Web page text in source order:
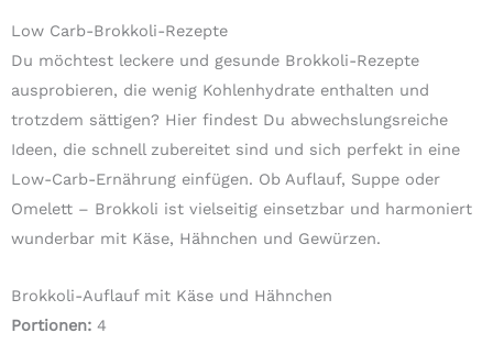
Low Carb-Brokkoli-Rezepte
Du möchtest leckere und gesunde Brokkoli-Rezepte
ausprobieren, die wenig Kohlenhydrate enthalten und
trotzdem sättigen? Hier findest Du abwechslungsreiche
Ideen, die schnell zubereitet sind und sich perfekt in eine
Low-Carb-Ernährung einfügen. Ob Auflauf, Suppe oder
Omelett – Brokkoli ist vielseitig einsetzbar und harmoniert
wunderbar mit Käse, Hähnchen und Gewürzen.
Brokkoli-Auflauf mit Käse und Hähnchen
Portionen: 4